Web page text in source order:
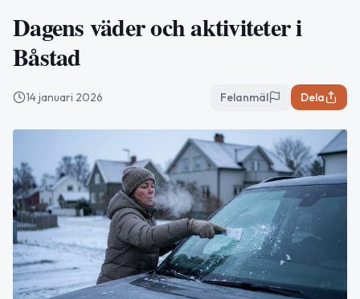
Dagens väder och aktiviteter i
Båstad
14 januari 2026 Felanmäl Dela